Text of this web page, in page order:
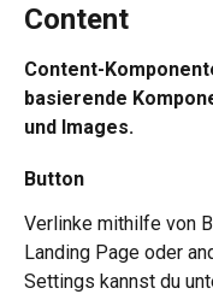
Content
Content-
basierende
und Images.
Button
Verlinke mithilfe von
Landing Page oder
Settings kannst du